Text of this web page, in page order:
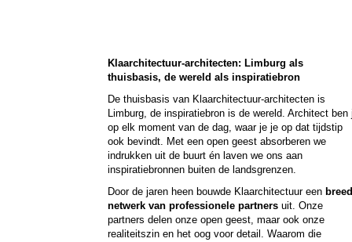
Klaarchitectuur-architecten: Limburg als
thuisbasis, de wereld als inspiratiebron
De thuisbasis van Klaarchitectuur-architecten is
Limburg, de inspiratiebron is de wereld. Architect ben
op elk moment van de dag, waar je je op dat tijdstip
ook bevindt. Met een open geest absorberen we
indrukken uit de buurt én laven we ons aan
inspiratiebronnen buiten de landsgrenzen.
Door de jaren heen bouwde Klaarchitectuur een breed
netwerk van professionele partners uit. Onze
partners delen onze open geest, maar ook onze
realiteitszin en het oog voor detail. Waarom die